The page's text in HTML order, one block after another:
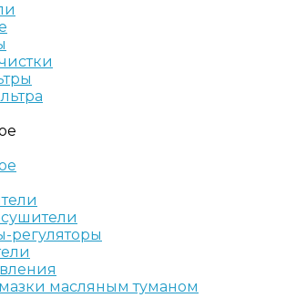
регуляторы
масляным туманом